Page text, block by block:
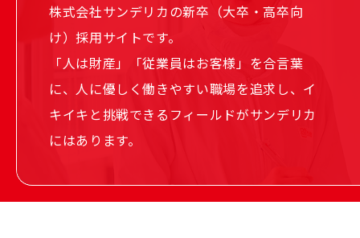
株式会社サンデリカの新卒（大卒・高卒向
け）採用サイトです。
「人は財産」「従業員はお客様」を合言葉
に、人に優しく働きやすい職場を追求し、イ
キイキと挑戦できるフィールドがサンデリカ
にはあります。